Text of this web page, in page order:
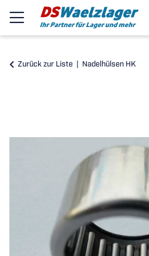
Zurück zur Liste Nadelhülsen HK